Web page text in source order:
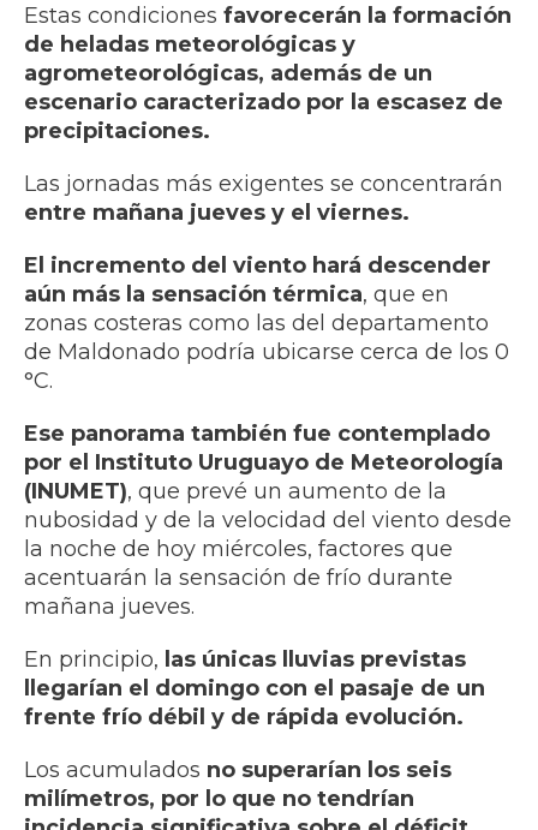
Estas condiciones favorecerán la formación
de heladas meteorológicas y
agrometeorológicas, además de un
escenario caracterizado por la escasez de
precipitaciones.
Las jornadas más exigentes se concentrarán
entre mañana jueves y el viernes.
El incremento del viento hará descender
aún más la sensación térmica, que en
zonas costeras como las del departamento
de Maldonado podría ubicarse cerca de los 0
°C.
Ese panorama también fue contemplado
por el Instituto Uruguayo de Meteorología
(INUMET), que prevé un aumento de la
nubosidad y de la velocidad del viento desde
la noche de hoy miércoles, factores que
acentuarán la sensación de frío durante
mañana jueves.
En principio, las únicas lluvias previstas
llegarían el domingo con el pasaje de un
frente frío débil y de rápida evolución.
Los acumulados no superarían los seis
milímetros, por lo que no tendrían